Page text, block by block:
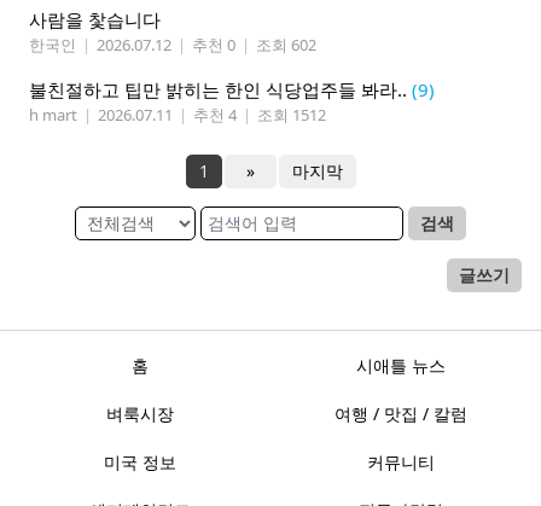
사람을 찿습니다
한국인 | 2026.07.12 | 추천 0 | 조회 602
불친절하고 팁만 밝히는 한인 식당업주들 봐라.. (9)
h mart | 2026.07.11 | 추천 4 | 조회 1512
1 » 마지막
검색
글쓰기
홈 시애틀 뉴스
벼룩시장 여행 / 맛집 / 칼럼
미국 정보 커뮤니티